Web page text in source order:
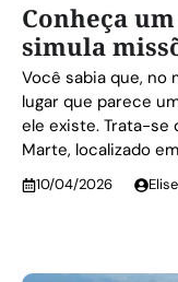
Conheça
simula
Você sabia que, no
lugar que parece
ele existe. Trata-se
Marte, localizado
10/04/2026